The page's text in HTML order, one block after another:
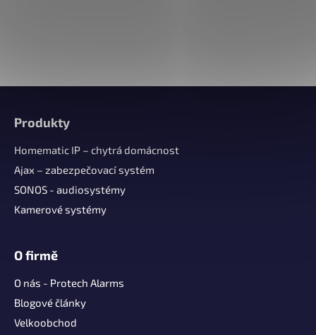
Produkty
Homematic IP – chytrá domácnost
Ajax – zabezpečovací systém
SONOS - audiosystémy
Kamerové systémy
O firmě
O nás - Protech Alarms
Blogové články
Velkoobchod